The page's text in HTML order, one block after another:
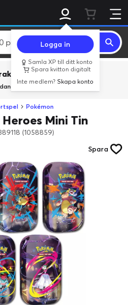
Logga in
Samla XP till ditt konto
Spara kvitton digitalt
Inte medlem?Skapa konto
över 800 kr.
frånBACK TO REALITY
Pokémon
Mini Tin
(1058859)
Spara